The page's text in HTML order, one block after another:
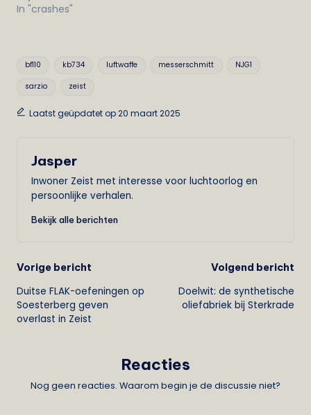
In "crashes"
Tags:
bf110 kb734 luftwaffe messerschmitt NJG1
sarzio zeist
Laatst geüpdatet op 20 maart 2025
Jasper
Inwoner Zeist met interesse voor luchtoorlog en
persoonlijke verhalen.
Bekijk alle berichten
Bericht
navigatie
Vorige bericht
Duitse FLAK-oefeningen op
Soesterberg geven
overlast in Zeist
Volgend bericht
Doelwit: de synthetische
oliefabriek bij Sterkrade
Reacties
Nog geen reacties. Waarom begin je de discussie niet?